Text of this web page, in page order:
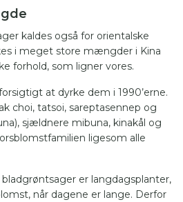
kaldes også for orientalske
i meget store mængder i Kina
forhold, som ligner vores.
at dyrke dem i 1990’erne.
choi, tatsoi, sareptasennep og
sjældnere mibuna, kinakål og
ligesom alle
er langdagsplanter,
når dagene er lange. Derfor